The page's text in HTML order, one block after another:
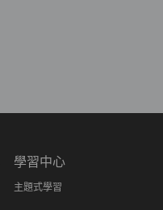
學習中心
主題式學習